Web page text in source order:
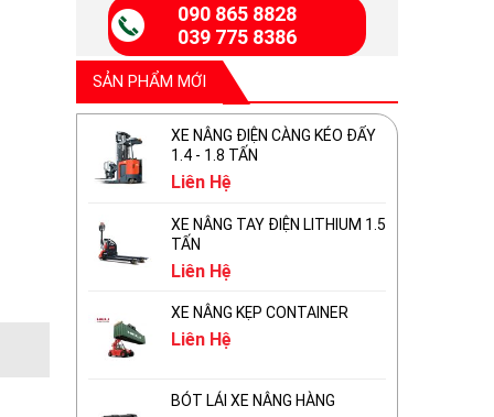
090 865 8828
039 775 8386
SẢN PHẨM MỚI
XE NÂNG ĐIỆN CÀNG KÉO ĐẨY
1.4 - 1.8 TẤN
Liên Hệ
XE NÂNG TAY ĐIỆN LITHIUM 1.5
TẤN
Liên Hệ
XE NÂNG KẸP CONTAINER
Liên Hệ
BÓT LÁI XE NÂNG HÀNG